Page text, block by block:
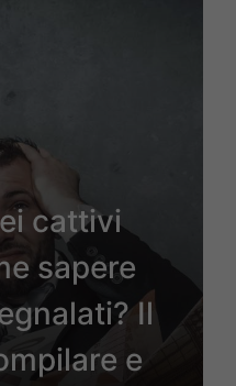
cattivi
sapere
Il
e